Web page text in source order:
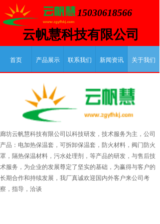
15030618566
云帆慧科技有限公司
首页 产品展示 联系我们 新闻资讯 关于我们
廊坊云帆慧科技有限公司以科技研发，技术服务为主，公司
产品：电加热保温套，可拆卸保温套，防火材料，阀门防火
罩，隔热保温材料，污水处理剂，等产品的研发，与售后技
术服务，为企业的发展尊定了坚实的基础，为赢得与客户的
长期合作和持续发展，我厂真诚欢迎国内外客户来公司考
察，指导，洽谈